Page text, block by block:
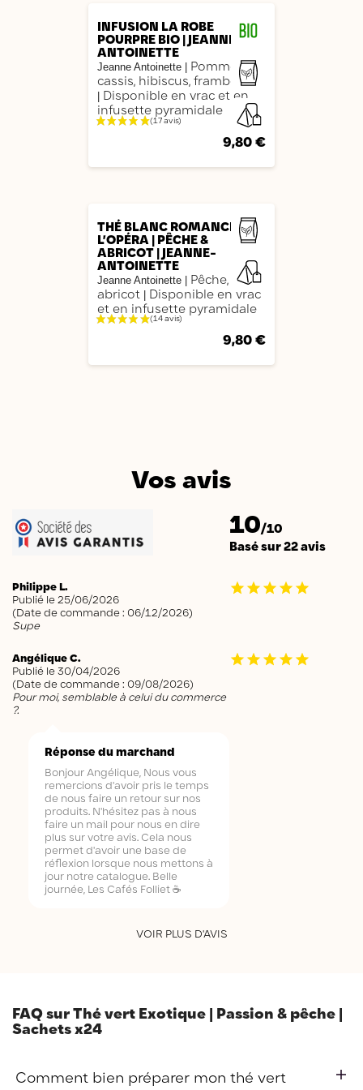
(26 avis)
INFUSION LA ROBE
POURPRE BIO | JEANNE-
ANTOINETTE
Jeanne Antoinette
Pomme,
cassis, hibiscus, framboise
Disponible en vrac et en
infusette pyramidale
9,80 €
THÉ BLANC ROMANCE À
L’OPÉRA | PÊCHE &
ABRICOT | JEANNE-
ANTOINETTE
Jeanne Antoinette | Pêche,
abricot | Disponible en vrac
et en infusette pyramidale
9,80 €
Vos avis
10/10
Basé sur 22 avis
Philippe L.
Publié le 25/06/2026
(Date de commande : 06/12/2026)
Supe
Angélique C.
Publié le 30/04/2026
(Date de commande : 09/08/2026)
Pour moi, semblable à celui du commerce
?.
Réponse du marchand
Bonjour Angélique, Nous vous
remercions d'avoir pris le temps
de nous faire un retour sur nos
produits. N'hésitez pas à nous
faire un mail pour nous en dire
plus sur votre avis. Cela nous
permet d'avoir une base de
réflexion lorsque nous mettons à
jour notre catalogue. Belle
journée, Les Cafés Folliet ☕
VOIR PLUS D'AVIS
FAQ sur Thé vert Exotique | Passion & pêche |
Sachets x24
Comment bien préparer mon thé vert